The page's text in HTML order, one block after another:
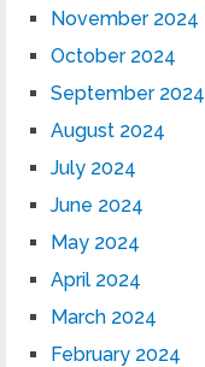
November 2024
October 2024
September 2024
August 2024
July 2024
June 2024
May 2024
April 2024
March 2024
February 2024